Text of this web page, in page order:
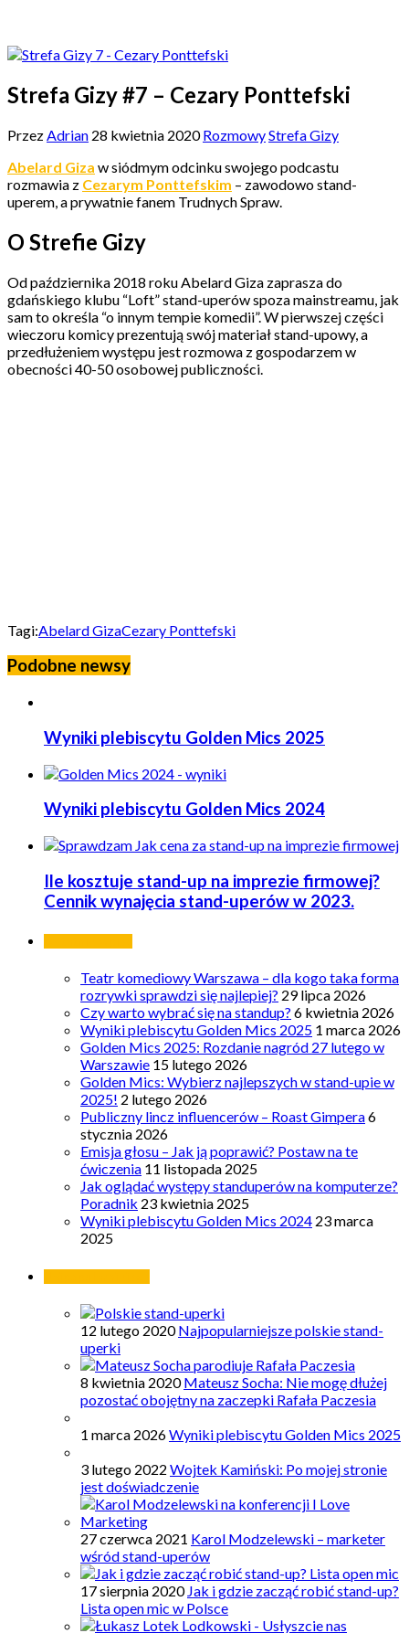
Strefa Gizy #7 – Cezary Ponttefski
PrzezAdrian 28 kwietnia 2020 RozmowyStrefa Gizy
Abelard Giza w siódmym odcinku swojego podcastu
rozmawia z Cezarym Ponttefskim – zawodowo stand-
uperem, a prywatnie fanem Trudnych Spraw.
O Strefie Gizy
Od października 2018 roku Abelard Giza zaprasza do
gdańskiego klubu “Loft” stand-uperów spoza mainstreamu, jak
sam to określa “o innym tempie komedii”. W pierwszej części
wieczoru komicy prezentują swój materiał stand-upowy, a
przedłużeniem występu jest rozmowa z gospodarzem w
obecności 40-50 osobowej publiczności.
Tagi:Abelard GizaCezary Ponttefski
Podobne newsy
Wyniki plebiscytu Golden Mics 2025
Wyniki plebiscytu Golden Mics 2024
Ile kosztuje stand-up na imprezie firmowej?
Cennik wynajęcia stand-uperów w 2023.
Teatr komediowy Warszawa – dla kogo taka forma
rozrywki sprawdzi się najlepiej? 29 lipca 2026
Czy warto wybrać się na standup? 6 kwietnia 2026
Wyniki plebiscytu Golden Mics 2025 1 marca 2026
Golden Mics 2025: Rozdanie nagród 27 lutego w
Warszawie 15 lutego 2026
Golden Mics: Wybierz najlepszych w stand-upie w
2025! 2 lutego 2026
Publiczny lincz influencerów – Roast Gimpera6
stycznia 2026
Emisja głosu – Jak ją poprawić? Postaw na te
ćwiczenia 11 listopada 2025
Jak oglądać występy standuperów na komputerze?
Poradnik 23 kwietnia 2025
Wyniki plebiscytu Golden Mics 2024 23 marca
2025
12 lutego 2020 Najpopularniejsze polskie stand-
uperki
8 kwietnia 2020 Mateusz Socha: Nie mogę dłużej
pozostać obojętny na zaczepki Rafała Paczesia
1 marca 2026Wyniki plebiscytu Golden Mics 2025
3 lutego 2022 Wojtek Kamiński: Po mojej stronie
jest doświadczenie
27 czerwca 2021 Karol Modzelewski – marketer
wśród stand-uperów
17 sierpnia 2020 Jak i gdzie zacząć robić stand-up?
Lista open mic w Polsce